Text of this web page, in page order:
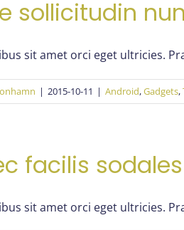
sollicitudin
sit amet orci eget ultricies.
| 2015-10-11 | Android,Gadgets,
facilis
sit amet orci eget ultricies.